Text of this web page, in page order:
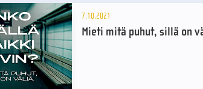
7.10.2021
Mieti mitä puhut, sillä on